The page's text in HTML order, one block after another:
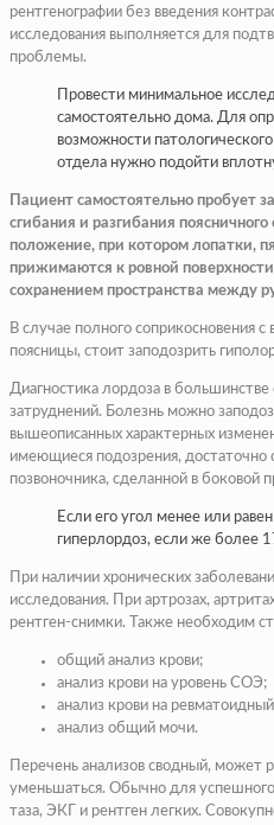
рентгенографии без введения
исследования выполняется для
проблемы.
Провести минимальное
самостоятельно дома. Для
возможности
отдела нужно подойти
Пациент самостоятельно пробует
сгибания и разгибания
положение, при котором лопатки,
прижимаются к ровной
сохранением пространства между
В случае полного соприкосновения
поясницы, стоит заподозрить
Диагностика лордоза в большинстве
затруднений. Болезнь можно
вышеописанных характерных
имеющиеся подозрения, достаточно
позвоночника, сделанной в боковой
Если его угол менее или
гиперлордоз, если же более
При наличии хронических
исследования. При артрозах,
рентген-снимки. Также необходим
общий анализ крови;
анализ крови на уровень СОЭ;
анализ крови на
анализ общий мочи.
Перечень анализов сводный, может
уменьшаться. Обычно для
таза, ЭКГ и рентген легких.